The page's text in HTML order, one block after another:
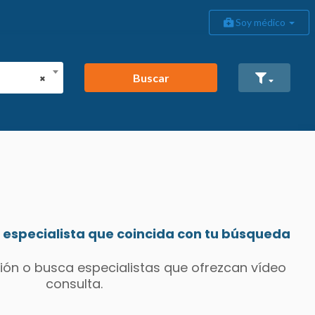
Soy médico
× Buscar
que coincida con tu búsqueda
o busca especialistas que ofrezcan vídeo
consulta.